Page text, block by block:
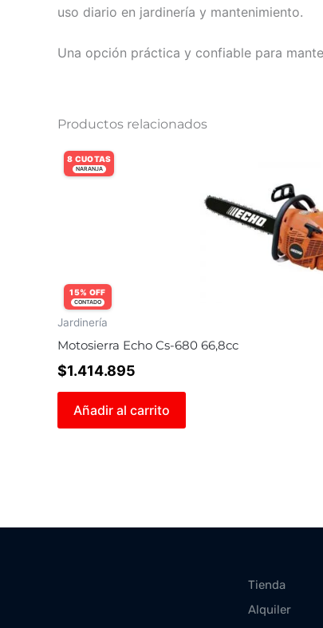
uso diario en jardinería y mantenimiento.
Una opción práctica y confiable para
Productos relacionados
8 CUOTAS
NARANJA
15% OFF
CONTADO
Jardinería
Motosierra Echo Cs-680 66,8cc
$1.414.895
Añadir al carrito
Tienda
Alquiler